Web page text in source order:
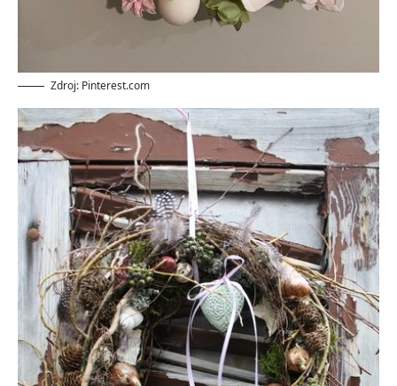
Zdroj: Pinterest.com